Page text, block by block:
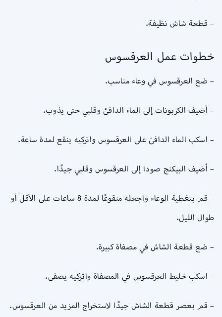
– قطعة شاش نظيفة.
خطوات عمل العرقسوس
– ضع العرقسوس في وعاء مناسب.
– أضيف الكربونات إلى الماء الدافئ وقلبي حتى يذوب.
– اسكب الماء الدافئ على العرقسوس واتركيه ينقع لمدة ساعة.
– أضيف البيكنج صودا إلى العرقسوس وقلبي جيدًا.
– قم بتغطية الوعاء واجعله منقوعًا لمدة 8 ساعات على الأقل أو
طوال الليل.
– ضع قطعة الشاش في مصفاة كبيرة.
– اسكب خليط العرقسوس في المصفاة واتركيه يصفى.
– قم بعصر قطعة الشاش جيدًا لاستخراج المزيد من العرقسوس.